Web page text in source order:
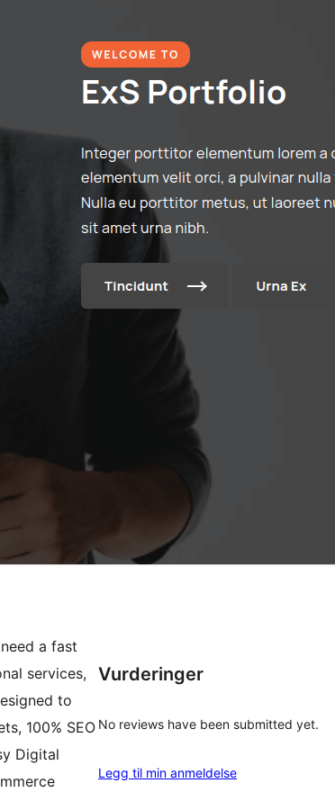
a fast
services,
to
100% SEO
Digital
Vurderinger
No reviews have been submitted yet.
Legg til min anmeldelse